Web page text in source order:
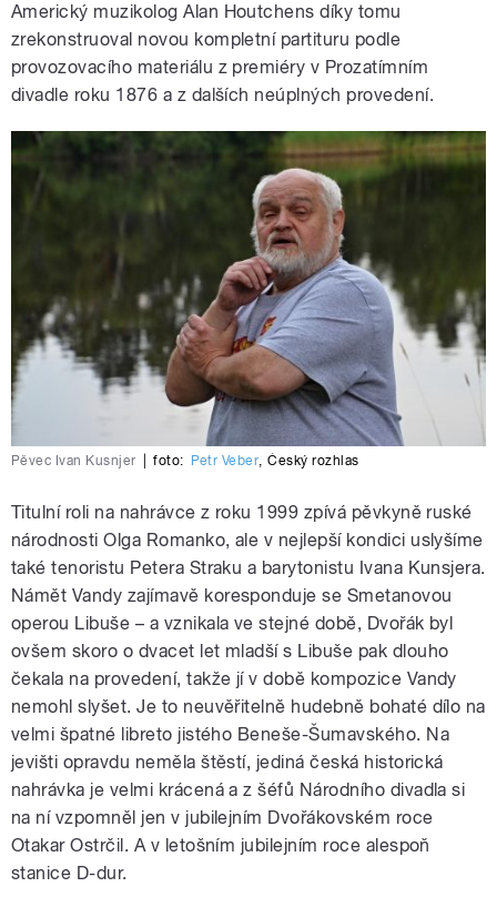
Americký muzikolog Alan Houtchens díky tomu
zrekonstruoval novou kompletní partituru podle
provozovacího materiálu z premiéry v Prozatímním
divadle roku 1876 a z dalších neúplných provedení.
Pěvec Ivan Kusnjer foto: Petr Veber ,Český rozhlas
Titulní roli na nahrávce z roku 1999 zpívá pěvkyně ruské
národnosti Olga Romanko, ale v nejlepší kondici uslyšíme
také tenoristu Petera Straku a barytonistu Ivana Kunsjera.
Námět Vandy zajímavě koresponduje se Smetanovou
operou Libuše – a vznikala ve stejné době, Dvořák byl
ovšem skoro o dvacet let mladší s Libuše pak dlouho
čekala na provedení, takže jí v době kompozice Vandy
nemohl slyšet. Je to neuvěřitelně hudebně bohaté dílo na
velmi špatné libreto jistého Beneše-Šumavského. Na
jevišti opravdu neměla štěstí, jediná česká historická
nahrávka je velmi krácená a z šéfů Národního divadla si
na ní vzpomněl jen v jubilejním Dvořákovském roce
Otakar Ostrčil. A v letošním jubilejním roce alespoň
stanice D-dur.